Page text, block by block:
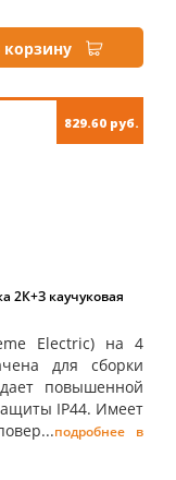
корзину
829.60 руб.
2К+З каучуковая
Electric) на 4
для сборки
повышенной
IP44. Имеет
подробнее в